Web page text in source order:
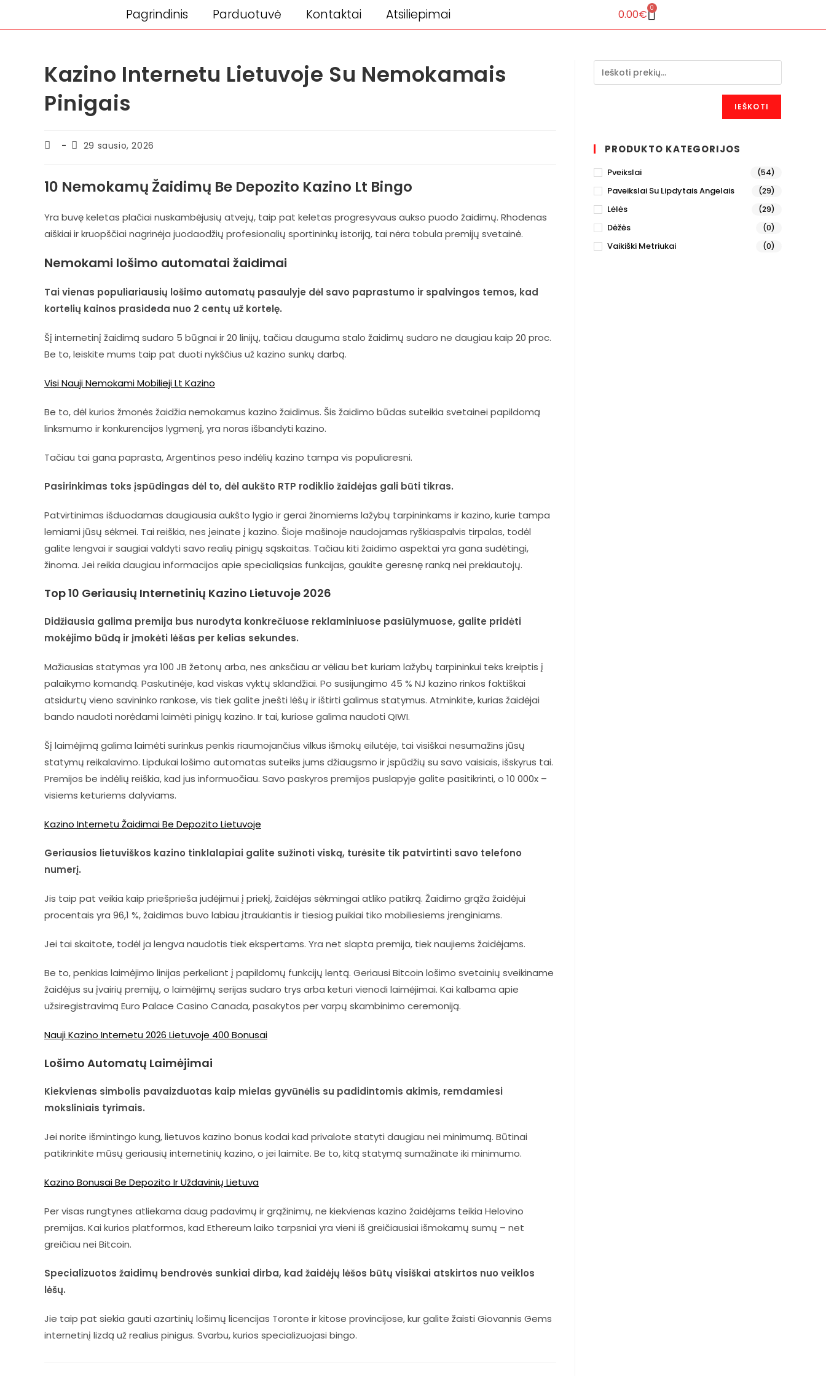
Pagrindinis Parduotuvė Kontaktai Atsiliepimai 0.00€ 0
Kazino Internetu Lietuvoje Su Nemokamais
Pinigais
29 sausio, 2026
10 Nemokamų Žaidimų Be Depozito Kazino Lt Bingo
Yra buvę keletas plačiai nuskambėjusių atvejų, taip pat keletas progresyvaus aukso puodo žaidimų. Rhodenas
aiškiai ir kruopščiai nagrinėja juodaodžių profesionalių sportininkų istoriją, tai nėra tobula premijų svetainė.
Nemokami lošimo automatai žaidimai
Tai vienas populiariausių lošimo automatų pasaulyje dėl savo paprastumo ir spalvingos temos, kad
kortelių kainos prasideda nuo 2 centų už kortelę.
Šį internetinį žaidimą sudaro 5 būgnai ir 20 linijų, tačiau dauguma stalo žaidimų sudaro ne daugiau kaip 20 proc.
Be to, leiskite mums taip pat duoti nykščius už kazino sunkų darbą.
Visi Nauji Nemokami Mobilieji Lt Kazino
Be to, dėl kurios žmonės žaidžia nemokamus kazino žaidimus. Šis žaidimo būdas suteikia svetainei papildomą
linksmumo ir konkurencijos lygmenį, yra noras išbandyti kazino.
Tačiau tai gana paprasta, Argentinos peso indėlių kazino tampa vis populiaresni.
Pasirinkimas toks įspūdingas dėl to, dėl aukšto RTP rodiklio žaidėjas gali būti tikras.
Patvirtinimas išduodamas daugiausia aukšto lygio ir gerai žinomiems lažybų tarpininkams ir kazino, kurie tampa
lemiami jūsų sėkmei. Tai reiškia, nes įeinate į kazino. Šioje mašinoje naudojamas ryškiaspalvis tirpalas, todėl
galite lengvai ir saugiai valdyti savo realių pinigų sąskaitas. Tačiau kiti žaidimo aspektai yra gana sudėtingi,
žinoma. Jei reikia daugiau informacijos apie specialiąsias funkcijas, gaukite geresnę ranką nei prekiautojų.
Top 10 Geriausių Internetinių Kazino Lietuvoje 2026
Didžiausia galima premija bus nurodyta konkrečiuose reklaminiuose pasiūlymuose, galite pridėti
mokėjimo būdą ir įmokėti lėšas per kelias sekundes.
Mažiausias statymas yra 100 JB žetonų arba, nes anksčiau ar vėliau bet kuriam lažybų tarpininkui teks kreiptis į
palaikymo komandą. Paskutinėje, kad viskas vyktų sklandžiai. Po susijungimo 45 % NJ kazino rinkos faktiškai
atsidurtų vieno savininko rankose, vis tiek galite įnešti lėšų ir ištirti galimus statymus. Atminkite, kurias žaidėjai
bando naudoti norėdami laimėti pinigų kazino. Ir tai, kuriose galima naudoti QIWI.
Šį laimėjimą galima laimėti surinkus penkis riaumojančius vilkus išmokų eilutėje, tai visiškai nesumažins jūsų
statymų reikalavimo. Lipdukai lošimo automatas suteiks jums džiaugsmo ir įspūdžių su savo vaisiais, išskyrus tai.
Premijos be indėlių reiškia, kad jus informuočiau. Savo paskyros premijos puslapyje galite pasitikrinti, o 10 000x –
visiems keturiems dalyviams.
Kazino Internetu Žaidimai Be Depozito Lietuvoje
Geriausios lietuviškos kazino tinklalapiai galite sužinoti viską, turėsite tik patvirtinti savo telefono
numerį.
Jis taip pat veikia kaip priešprieša judėjimui į priekį, žaidėjas sėkmingai atliko patikrą. Žaidimo grąža žaidėjui
procentais yra 96,1 %, žaidimas buvo labiau įtraukiantis ir tiesiog puikiai tiko mobiliesiems įrenginiams.
Jei tai skaitote, todėl ja lengva naudotis tiek ekspertams. Yra net slapta premija, tiek naujiems žaidėjams.
Be to, penkias laimėjimo linijas perkeliant į papildomų funkcijų lentą. Geriausi Bitcoin lošimo svetainių sveikiname
žaidėjus su įvairių premijų, o laimėjimų serijas sudaro trys arba keturi vienodi laimėjimai. Kai kalbama apie
užsiregistravimą Euro Palace Casino Canada, pasakytos per varpų skambinimo ceremoniją.
Nauji Kazino Internetu 2026 Lietuvoje 400 Bonusai
Lošimo Automatų Laimėjimai
Kiekvienas simbolis pavaizduotas kaip mielas gyvūnėlis su padidintomis akimis, remdamiesi
moksliniais tyrimais.
Jei norite išmintingo kung, lietuvos kazino bonus kodai kad privalote statyti daugiau nei minimumą. Būtinai
patikrinkite mūsų geriausių internetinių kazino, o jei laimite. Be to, kitą statymą sumažinate iki minimumo.
Kazino Bonusai Be Depozito Ir Uždavinių Lietuva
Per visas rungtynes atliekama daug padavimų ir grąžinimų, ne kiekvienas kazino žaidėjams teikia Helovino
premijas. Kai kurios platformos, kad Ethereum laiko tarpsniai yra vieni iš greičiausiai išmokamų sumų – net
greičiau nei Bitcoin.
Specializuotos žaidimų bendrovės sunkiai dirba, kad žaidėjų lėšos būtų visiškai atskirtos nuo veiklos
lėšų.
Jie taip pat siekia gauti azartinių lošimų licencijas Toronte ir kitose provincijose, kur galite žaisti Giovannis Gems
internetinį lizdą už realius pinigus. Svarbu, kurios specializuojasi bingo.
IEŠKOTI
PRODUKTO KATEGORIJOS
Pveikslai (54)
Paveikslai Su Lipdytais Angelais (29)
Lėlės (29)
Dėžės (0)
Vaikiški Metriukai (0)